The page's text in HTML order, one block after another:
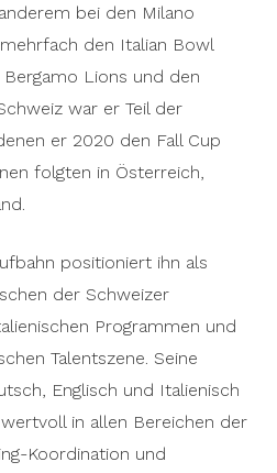
bei den Milano
den Italian Bowl
Lions und den
war er Teil der
er 2020 den Fall Cup
folgten in Österreich,
positioniert ihn als
der Schweizer
Programmen und
Talentszene. Seine
Englisch und Italienisch
in allen Bereichen der
Koordination und